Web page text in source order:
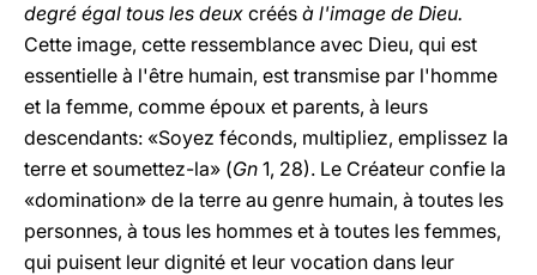
degré égal tous les deux créés à l'image de Dieu.
Cette image, cette ressemblance avec Dieu, qui est
essentielle à l'être humain, est transmise par l'homme
et la femme, comme époux et parents, à leurs
descendants: «Soyez féconds, multipliez, emplissez la
terre et soumettez-la» (Gn 1, 28). Le Créateur confie la
«domination» de la terre au genre humain, à toutes les
personnes, à tous les hommes et à toutes les femmes,
qui puisent leur dignité et leur vocation dans leur